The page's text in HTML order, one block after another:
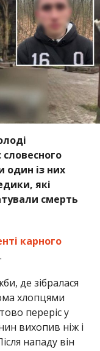
словесного
один із них
які
смерть
карного
.
де зібралася
хлопцями
переріс у
вихопив ніж і
нападу він